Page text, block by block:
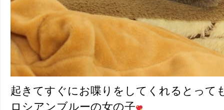
起きてすぐにお喋りをしてくれるとって
ロシアンブルーの女の子